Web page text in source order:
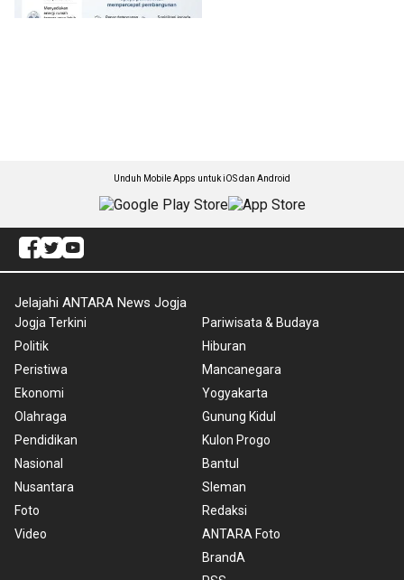
Unduh Mobile Apps untuk iOS dan Android
Jelajahi ANTARA News Jogja
Jogja Terkini
Politik
Peristiwa
Ekonomi
Olahraga
Pendidikan
Nasional
Nusantara
Foto
Video
Pariwisata & Budaya
Hiburan
Mancanegara
Yogyakarta
Gunung Kidul
Kulon Progo
Bantul
Sleman
Redaksi
ANTARA Foto
BrandA